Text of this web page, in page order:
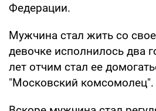
Федерации.
Мужчина стал жить со
девочке исполнилось два
лет отчим стал ее
"Московский комсомолец".